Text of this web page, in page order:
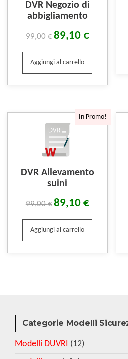
DVR Negozio di
abbigliamento
99,00€89,10 €
Aggiungi al carrello
In Promo!
DVR Allevamento
suini
99,00€89,10 €
Aggiungi al carrello
Categorie Modelli
Modelli DUVRI (12)